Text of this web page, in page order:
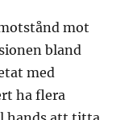
mot
bland
med
ha flera